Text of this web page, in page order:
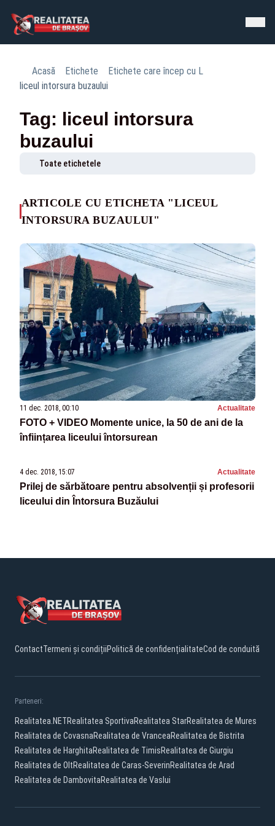
Acasă Etichete
Etichete care încep cu L
liceul intorsura buzaului
Tag: liceul intorsura
buzaului
Toate etichetele
ARTICOLE CU ETICHETA "LICEUL
INTORSURA BUZAULUI"
11 dec. 2018, 00:10 Actualitate
FOTO + VIDEO Momente unice, la 50 de ani de la
înființarea liceului întorsurean
4 dec. 2018, 15:07 Actualitate
Prilej de sărbătoare pentru absolvenții și profesorii
liceului din Întorsura Buzăului
ContactTermeni și condițiiPolitică de confidențialitateCod de conduită
Parteneri:
Realitatea.NETRealitatea SportivaRealitatea StarRealitatea de Mures
Realitatea de CovasnaRealitatea de VranceaRealitatea de Bistrita
Realitatea de HarghitaRealitatea de TimisRealitatea de Giurgiu
Realitatea de OltRealitatea de Caras-SeverinRealitatea de Arad
Realitatea de DambovitaRealitatea de Vaslui